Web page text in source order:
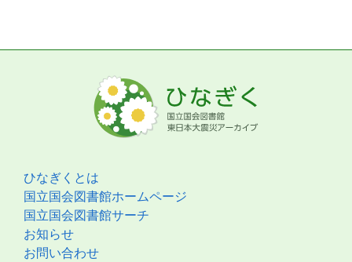
ひなぎくとは
国立国会図書館ホームページ
国立国会図書館サーチ
お知らせ
お問い合わせ